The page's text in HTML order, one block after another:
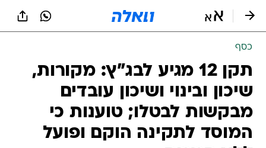
כסף
תקן 12 מגיע לבג"ץ: מקורות,
שיכון ובינוי ושיכון עובדים
מבקשות לבטלו; טוענות כי
המוסד לתקינה הוקם ופועל